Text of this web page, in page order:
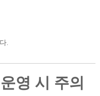
.
영 시 주의